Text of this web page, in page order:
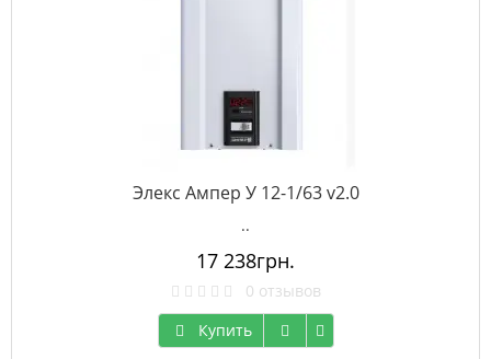
Элекс Ампер У 12-1/63 v2.0
..
17 238грн.
0 отзывов
Купить